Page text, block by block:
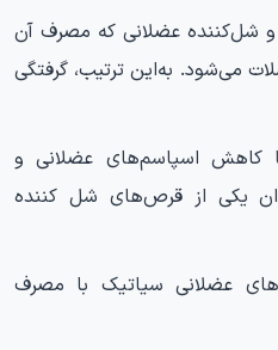
و شل‌کننده عضلانی که مصرف آن
می‌شود. به‌این ترتیب، گرفتگی
کاهش اسپاسم‌های عضلانی و
یکی از قرص‌های شل کننده
عضلانی سیاتیک با مصرف